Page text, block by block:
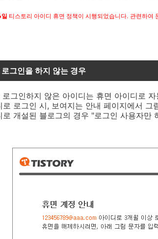
티스토리 아이디 휴면 정책이 시행되었습니다. 관련하
그인을 하지 않는 경우
그인하지 않은 아이디는 휴면 아이디로
로그인 시, 보여지는 안내 페이지에서 그
개설된 블로그의 경우 "로그인 사용자만